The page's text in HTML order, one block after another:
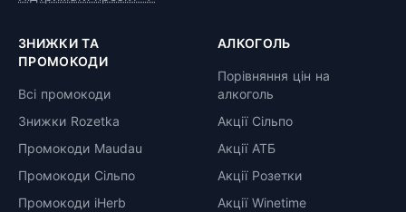
ЗНИЖКИ ТА
ПРОМОКОДИ
Всі промокоди
Знижки Rozetka
Промокоди Maudau
Промокоди Сільпо
Промокоди iHerb
АЛКОГОЛЬ
Порівняння цін на
алкоголь
Акції Сільпо
Акції АТБ
Акції Розетки
Акції Winetime